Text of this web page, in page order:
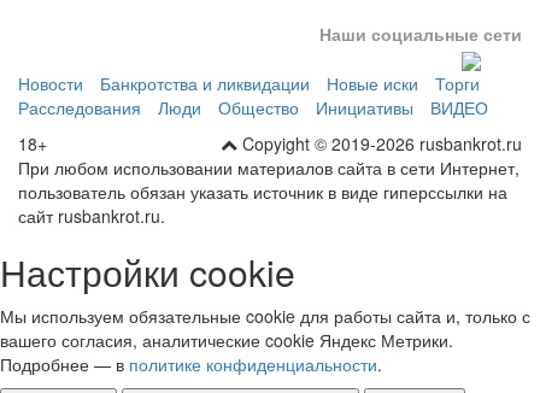
Наши социальные сети
Новости Банкротства и ликвидации Новые иски
Торги
Расследования
Люди Общество Инициативы
ВИДЕО
Copyight © 2019-2026 rusbankrot.ru
18+
При любом использовании материалов сайта в сети Интернет,
пользователь обязан указать источник в виде гиперссылки на
сайт rusbankrot.ru.
Настройки cookie
Мы используем обязательные cookie для работы сайта и, только с
вашего согласия, аналитические cookie Яндекс Метрики.
Подробнее — в политике конфиденциальности.